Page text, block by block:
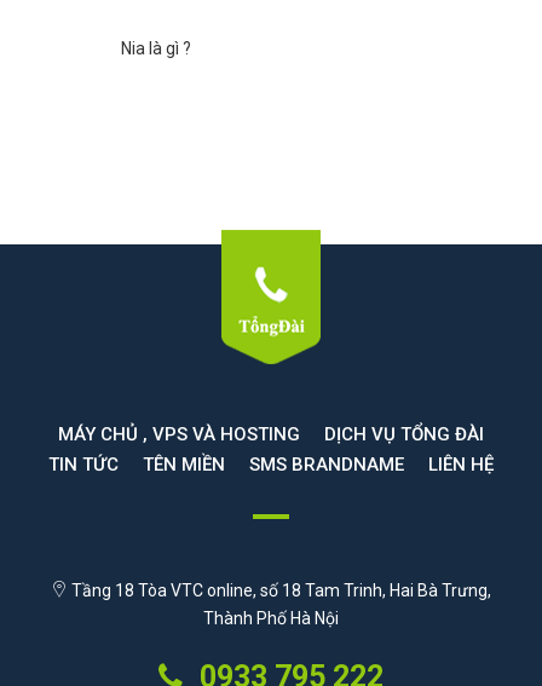
Nia là gì ?
MÁY CHỦ , VPS VÀ HOSTING
DỊCH VỤ TỔNG ĐÀI
TIN TỨC
TÊN MIỀN SMS BRANDNAME LIÊN HỆ
Tầng 18 Tòa VTC online, số 18 Tam Trinh, Hai Bà Trưng,
Thành Phố Hà Nội
0933 795 222